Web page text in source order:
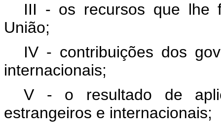
III - os recursos que lhe
União;
IV - contribuições dos
internacionais;
V - o resultado de
estrangeiros e internacionais;